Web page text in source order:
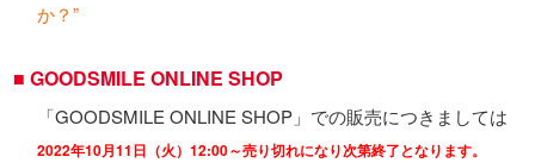
か？”
■ GOODSMILE ONLINE SHOP
「GOODSMILE ONLINE SHOP」での販売につきましては
2022年10月11日（火）12:00～売り切れになり次第終了となります。